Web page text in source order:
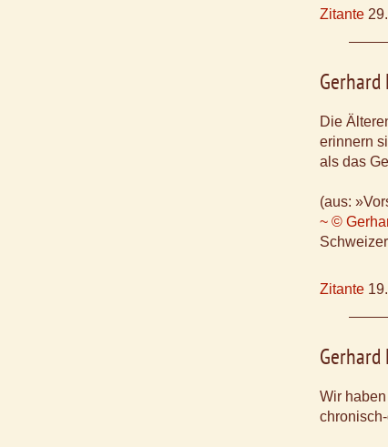
Zitante
Gerhard
Die
erinnern
als das
(aus:
~ ©
Zitante
Gerhard
Wir